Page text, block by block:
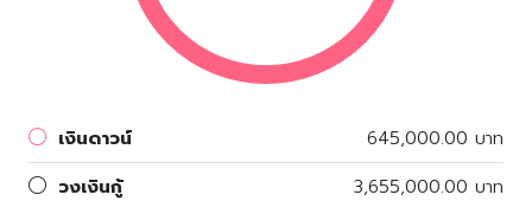
เงินดาวน์
645,000.00 บาท
วงเงินกู้
3,655,000.00 บาท